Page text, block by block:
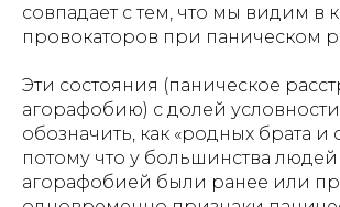
совпадает с тем, что мы видим в
провокаторов при паническом
Эти состояния (паническое
агорафобию) с долей
обозначить, как «родных брата и
потому что у большинства людей
агорафобией были ранее или